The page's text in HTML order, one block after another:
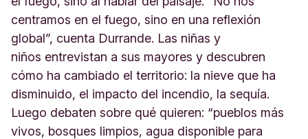
centramos en el fuego, sino en una reflexión
global”, cuenta Durrande. Las niñas y
niños entrevistan a sus mayores y descubren
cómo ha cambiado el territorio: la nieve que ha
disminuido, el impacto del incendio, la sequía.
Luego debaten sobre qué quieren: “pueblos más
vivos, bosques limpios, agua disponible para